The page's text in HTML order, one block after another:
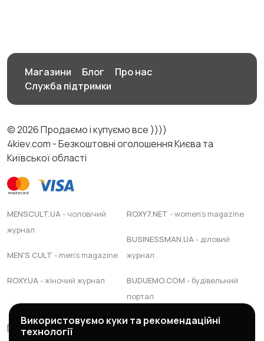
Магазини Блог
Про нас
Служба підтримки
© 2026 Продаємо і купуємо все ))))
4kiev.com - Безкоштовні оголошення Києва та
Київської області
MENSCULT.UA- чоловічий
журнал
MEN'S CULT - men's magazine
ROXY.UA- жіночий журнал
ROXY7.NET - women's magazine
BUSINESSMAN.UA- діловий
журнал
BUDUEMO.COM - будівельний
портал
Правила сервісу Політика конфіденційності
Використовуємо куки та рекомендаційні
технології